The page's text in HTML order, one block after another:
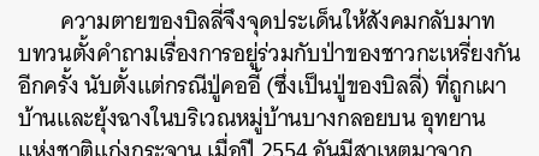
ความตายของบิลลี่จึงจุดประเด็นให้สังคมกลับมาท
บทวนตั้งคำถามเรื่องการอยู่ร่วมกับป่าของชาวกะเหรี่ยงกัน
อีกครั้ง นับตั้งแต่กรณีปู่คออี้ (ซึ่งเป็นปู่ของบิลลี่) ที่ถูกเผา
บ้านและยุ้งฉางในบริเวณหมู่บ้านบางกลอยบน อุทยาน